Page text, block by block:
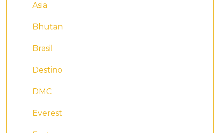
Asia
Bhutan
Brasil
Destino
DMC
Everest